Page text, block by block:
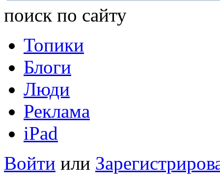
поиск по сайту
Топики
Блоги
Люди
Реклама
iPad
Войти или